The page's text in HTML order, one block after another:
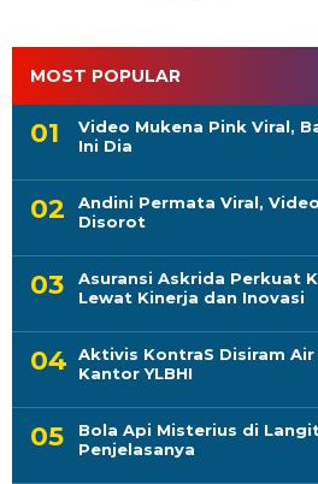
MOST POPULAR
Video Mukena Pink Viral,
Ini Dia
Andini Permata Viral,
Disorot
Asuransi Askrida Perkuat
Lewat Kinerja dan Inovasi
Aktivis KontraS Disiram
Kantor YLBHI
Bola Api Misterius di
Penjelasanya